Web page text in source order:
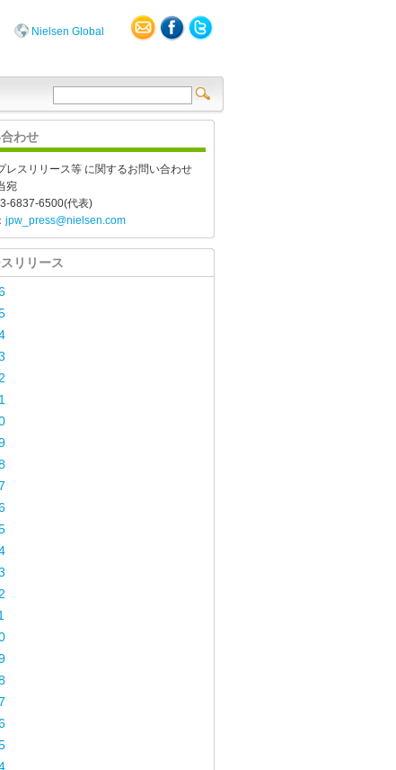
Nielsen Global
わせ
レスリリース等 に関するお問い合わせ
宛
6837-6500(代表)
jpw_press@nielsen.com
リリース